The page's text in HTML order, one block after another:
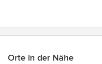
Orte in der Nähe